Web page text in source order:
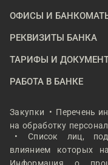
ОФИСЫ И
РЕКВИЗИТЫ БАНКА
ТАРИФЫ И
РАБОТА В БАНКЕ
Закупки Перечень
на обработку
Список лиц,
влиянием которых